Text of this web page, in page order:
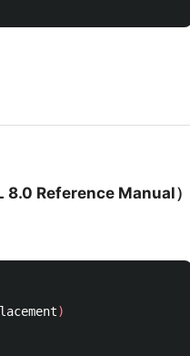
8.0 Reference Manual）
)